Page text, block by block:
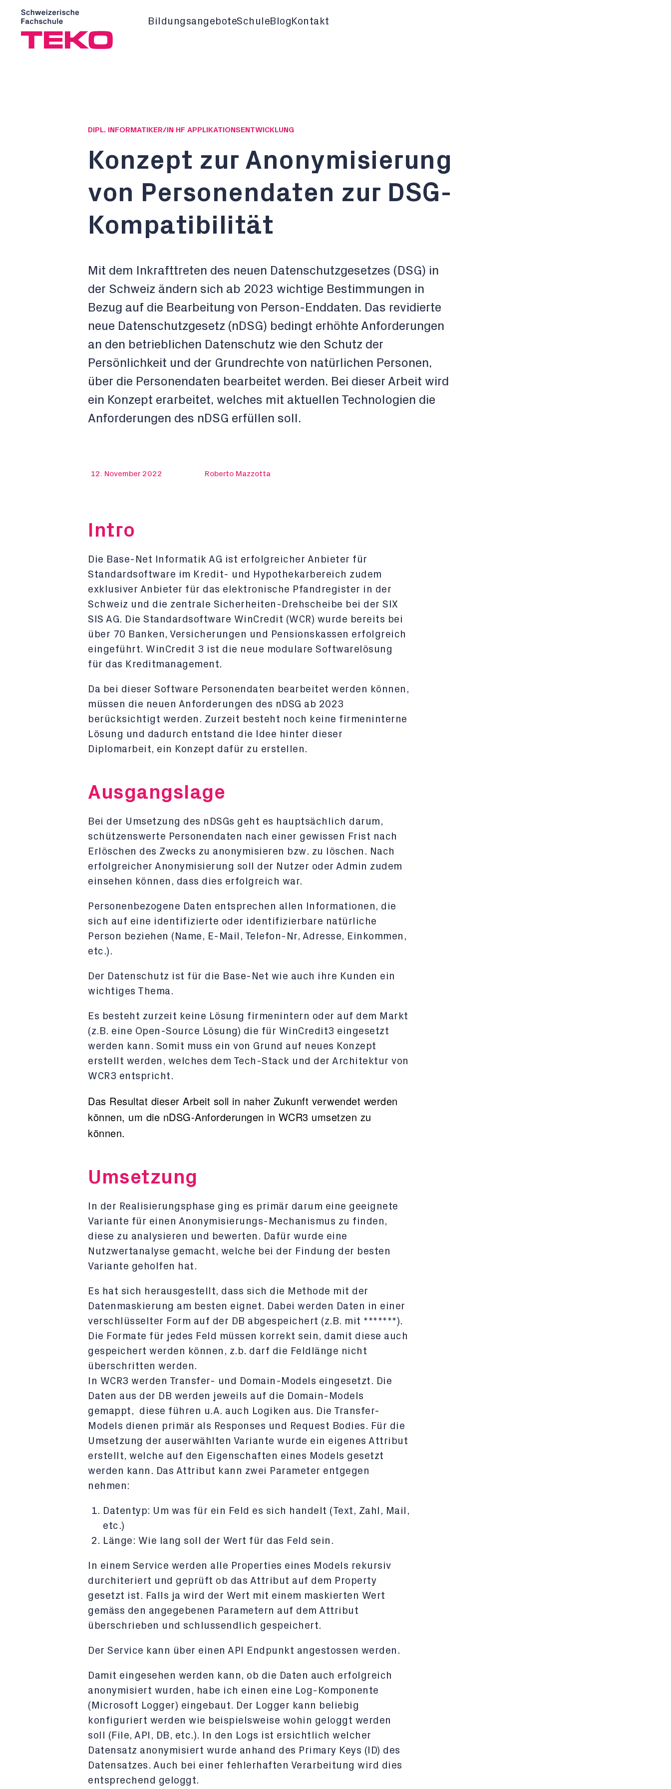
BildungsangeboteSchule Blog Kontakt
DIPL. INFORMATIKER/IN HF APPLIKATIONSENTWICKLUNG
Konzept zur Anonymisierung
von Personendaten zur DSG-
Kompatibilität
Mit dem Inkrafttreten des neuen Datenschutzgesetzes (DSG) in
der Schweiz ändern sich ab 2023 wichtige Bestimmungen in
Bezug auf die Bearbeitung von Person-Enddaten. Das revidierte
neue Datenschutzgesetz (nDSG) bedingt erhöhte Anforderungen
an den betrieblichen Datenschutz wie den Schutz der
Persönlichkeit und der Grundrechte von natürlichen Personen,
über die Personendaten bearbeitet werden. Bei dieser Arbeit wird
ein Konzept erarbeitet, welches mit aktuellen Technologien die
Anforderungen des nDSG erfüllen soll.
12. November 2022 Roberto Mazzotta
Intro
Die Base-Net Informatik AG ist erfolgreicher Anbieter für
Standardsoftware im Kredit- und Hypothekarbereich zudem
exklusiver Anbieter für das elektronische Pfandregister in der
Schweiz und die zentrale Sicherheiten-Drehscheibe bei der SIX
SIS AG. Die Standardsoftware WinCredit (WCR) wurde bereits bei
über 70 Banken, Versicherungen und Pensionskassen erfolgreich
eingeführt. WinCredit 3 ist die neue modulare Softwarelösung
für das Kreditmanagement.
Da bei dieser Software Personendaten bearbeitet werden können,
müssen die neuen Anforderungen des nDSG ab 2023
berücksichtigt werden. Zurzeit besteht noch keine firmeninterne
Lösung und dadurch entstand die Idee hinter dieser
Diplomarbeit, ein Konzept dafür zu erstellen.
Ausgangslage
Bei der Umsetzung des nDSGs geht es hauptsächlich darum,
schützenswerte Personendaten nach einer gewissen Frist nach
Erlöschen des Zwecks zu anonymisieren bzw. zu löschen. Nach
erfolgreicher Anonymisierung soll der Nutzer oder Admin zudem
einsehen können, dass dies erfolgreich war.
Personenbezogene Daten entsprechen allen Informationen, die
sich auf eine identifizierte oder identifizierbare natürliche
Person beziehen (Name, E-Mail, Telefon-Nr, Adresse, Einkommen,
etc.).
Der Datenschutz ist für die Base-Net wie auch ihre Kunden ein
wichtiges Thema.
Es besteht zurzeit keine Lösung firmenintern oder auf dem Markt
(z.B. eine Open-Source Lösung) die für WinCredit3 eingesetzt
werden kann. Somit muss ein von Grund auf neues Konzept
erstellt werden, welches dem Tech-Stack und der Architektur von
WCR3 entspricht.
Das Resultat dieser Arbeit soll in naher Zukunft verwendet werden
können, um die nDSG-Anforderungen in WCR3 umsetzen zu
können.
Umsetzung
In der Realisierungsphase ging es primär darum eine geeignete
Variante für einen Anonymisierungs-Mechanismus zu finden,
diese zu analysieren und bewerten. Dafür wurde eine
Nutzwertanalyse gemacht, welche bei der Findung der besten
Variante geholfen hat.
Es hat sich herausgestellt, dass sich die Methode mit der
Datenmaskierung am besten eignet. Dabei werden Daten in einer
verschlüsselter Form auf der DB abgespeichert (z.B. mit *******).
Die Formate für jedes Feld müssen korrekt sein, damit diese auch
gespeichert werden können, z.b. darf die Feldlänge nicht
überschritten werden.
In WCR3 werden Transfer- und Domain-Models eingesetzt. Die
Daten aus der DB werden jeweils auf die Domain-Models
gemappt, diese führen u.A. auch Logiken aus. Die Transfer-
Models dienen primär als Responses und Request Bodies. Für die
Umsetzung der auserwählten Variante wurde ein eigenes Attribut
erstellt, welche auf den Eigenschaften eines Models gesetzt
werden kann. Das Attribut kann zwei Parameter entgegen
nehmen:
Datentyp: Um was für ein Feld es sich handelt (Text, Zahl, Mail,
etc.)
Länge: Wie lang soll der Wert für das Feld sein.
In einem Service werden alle Properties eines Models rekursiv
durchiteriert und geprüft ob das Attribut auf dem Property
gesetzt ist. Falls ja wird der Wert mit einem maskierten Wert
gemäss den angegebenen Parametern auf dem Attribut
überschrieben und schlussendlich gespeichert.
Der Service kann über einen API Endpunkt angestossen werden.
Damit eingesehen werden kann, ob die Daten auch erfolgreich
anonymisiert wurden, habe ich einen eine Log-Komponente
(Microsoft Logger) eingebaut. Der Logger kann beliebig
konfiguriert werden wie beispielsweise wohin geloggt werden
soll (File, API, DB, etc.). In den Logs ist ersichtlich welcher
Datensatz anonymisiert wurde anhand des Primary Keys (ID) des
Datensatzes. Auch bei einer fehlerhaften Verarbeitung wird dies
entsprechend geloggt.